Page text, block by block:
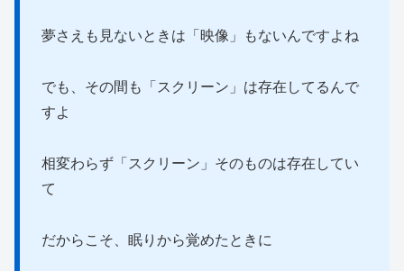
夢さえも見ないときは「映像」もないんですよね
でも、その間も「スクリーン」は存在してるんで
すよ
相変わらず「スクリーン」そのものは存在してい
て
だからこそ、眠りから覚めたときに